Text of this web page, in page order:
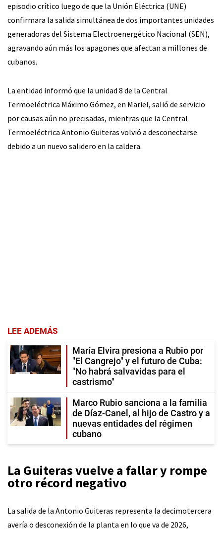
episodio crítico luego de que la Unión Eléctrica (UNE)
confirmara la salida simultánea de dos importantes unidades
generadoras del Sistema Electroenergético Nacional (SEN),
agravando aún más los apagones que afectan a millones de
cubanos.
La entidad informó que la unidad 8 de la Central
Termoeléctrica Máximo Gómez, en Mariel, salió de servicio
por causas aún no precisadas, mientras que la Central
Termoeléctrica Antonio Guiteras volvió a desconectarse
debido a un nuevo salidero en la caldera.
LEE ADEMÁS
María Elvira presiona a Rubio por
"El Cangrejo" y el futuro de Cuba:
"No habrá salvavidas para el
castrismo"
Marco Rubio sanciona a la familia
de Díaz-Canel, al hijo de Castro y a
nuevas entidades del régimen
cubano
La Guiteras vuelve a fallar y rompe
otro récord negativo
La salida de la Antonio Guiteras representa la decimotercera
avería o desconexión de la planta en lo que va de 2026,